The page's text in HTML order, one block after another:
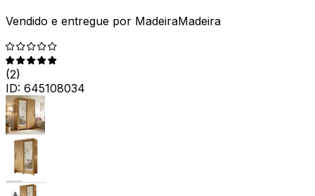
Vendido e entregue por MadeiraMadeira
(2)
ID: 645108034